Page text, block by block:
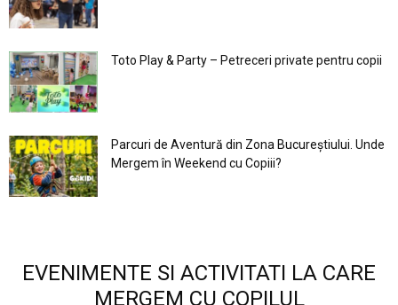
Toto Play & Party – Petreceri private pentru copii
Parcuri de Aventură din Zona Bucureştiului. Unde
Mergem în Weekend cu Copiii?
EVENIMENTE SI ACTIVITATI LA CARE
MERGEM CU COPILUL